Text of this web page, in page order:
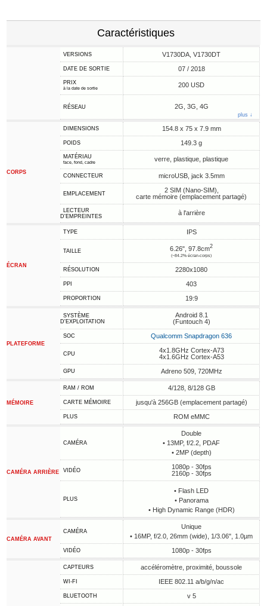
Caractéristiques
VERSIONS V1730DA, V1730DT
DATE DE SORTIE 07 / 2018
PRIX
à la date de sortie 200 USD
RÉSEAU 2G, 3G, 4G
plus ↓
CORPS
DIMENSIONS 154.8 x 75 x 7.9 mm
POIDS 149.3 g
MATÉRIAU
face, fond, cadre verre, plastique, plastique
CONNECTEUR microUSB, jack 3.5mm
EMPLACEMENT
2 SIM (Nano-SIM),
carte mémoire (emplacement partagé)
LECTEUR
D'EMPREINTES
à l'arrière
ÉCRAN
TYPE IPS
TAILLE 6.26", 97.8cm2
(~84.2% écran-corps)
RÉSOLUTION 2280x1080
PPI 403
PROPORTION 19:9
PLATEFORME
SYSTÈME
D'EXPLOITATION
Android 8.1
(Funtouch 4)
SOC Qualcomm Snapdragon 636
CPU
4x1.8GHz Cortex-A73
4x1.6GHz Cortex-A53
GPU Adreno 509, 720MHz
MÉMOIRE
RAM / ROM 4/128, 8/128 GB
CARTE MÉMOIRE jusqu'à 256GB (emplacement partagé)
PLUS ROM eMMC
CAMÉRA ARRIÈRE
CAMÉRA
Double
• 13MP, f/2.2, PDAF
• 2MP (depth)
VIDÉO
1080p - 30fps
2160p - 30fps
PLUS
• Flash LED
• Panorama
• High Dynamic Range (HDR)
CAMÉRA AVANT
CAMÉRA
Unique
• 16MP, f/2.0, 26mm (wide), 1/3.06", 1.0µm
VIDÉO 1080p - 30fps
CAPTEURS accéléromètre, proximité, boussole
WI-FI IEEE 802.11 a/b/g/n/ac
BLUETOOTH v 5